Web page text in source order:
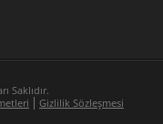
Saklıdır.
Gizlilik Sözleşmesi